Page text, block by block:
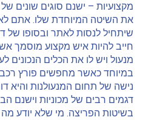
מקצועיות – ישנם סוגים שונים
את השיטה המיוחדת שלו. אתם לא
שיתחיל לנסות לאתר ובסופו של
חייב להיות איש מקצוע מוסמך
מנעול ויש לו את הכלים הנכונים
במיוחד כאשר מחפשים פורץ
נישה של תחום המנעולנות והיא
דגמים רבים של מכוניות וישנם
בשיטות הפריצה. מי שלא יודע מה